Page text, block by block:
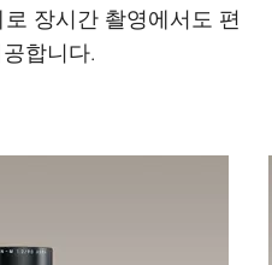
장시간 촬영에서도 편
합니다.